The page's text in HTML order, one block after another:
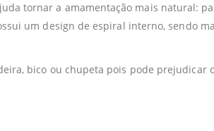
tornar a amamentação mais natural:
um design de espiral interno, sendo
bico ou chupeta pois pode prejudicar